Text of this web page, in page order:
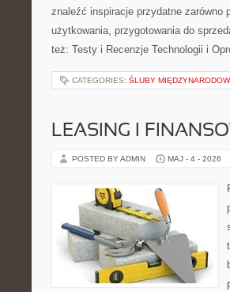
znaleźć inspiracje przydatne zarówno
użytkowania, przygotowania do
też: Testy i Recenzje Technologii i
CATEGORIES: ŚLUBY
LEASING I
POSTED BY ADMIN MAJ - 4 - 2026